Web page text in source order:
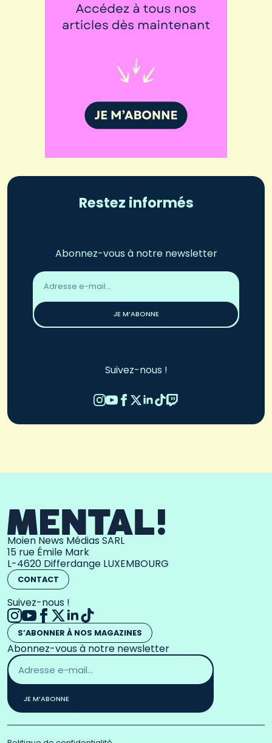
Restez informés
Abonnez-vous à notre newsletter
Adresse
email
JE M’ABONNE
Suivez-nous !
Moien News Médias SARL
15 rue Émile Mark
L-4620 Differdange LUXEMBOURG
CONTACT
Suivez-nous !
S’ABONNER À NOS MAGAZINES
Abonnez-vous à notre newsletter
Adresse
email
*
JE M’ABONNE